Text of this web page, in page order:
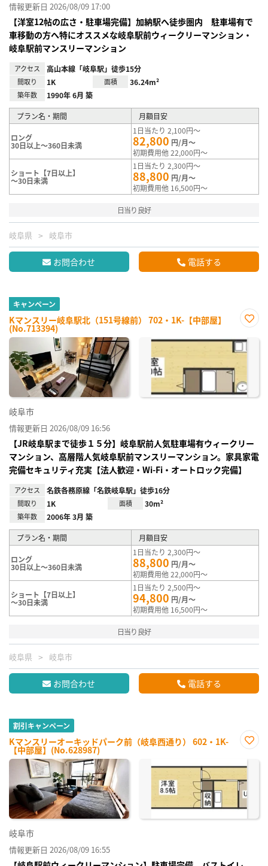
情報更新日 2026/08/09 17:00
【洋室12帖の広さ・駐車場完備】加納駅へ徒歩圏内 駐車場有で
車移動の方へ特にオススメな岐阜駅前ウィークリーマンション・
岐阜駅前マンスリーマンション
アクセス 高山本線「岐阜駅」徒歩15分
間取り 1K 面積 36.24m²
築年数 1990年 6月 築
プラン名・期間 月額目安
ロング
30日以上～360日未満
1日当たり 2,100円～
82,800 円/月～
初期費用他 22,000円～
ショート【7日以上】
～30日未満
1日当たり 2,300円～
88,800 円/月～
初期費用他 16,500円～
日当り良好
岐阜県 岐阜市
お問合わせ 電話する
キャンペーン
Kマンスリー岐阜駅北（151号線前） 702・1K-【中部屋】
(No.713394)
に入
り登
岐阜市
情報更新日 2026/08/09 16:56
【JR岐阜駅まで徒歩１５分】岐阜駅前人気駐車場有ウィークリー
マンション、高層階人気岐阜駅前マンスリーマンション。家具家電
完備セキュリティ充実【法人歓迎・Wi-Fi・オートロック完備】
アクセス 名鉄各務原線「名鉄岐阜駅」徒歩16分
間取り 1K 面積 30m²
築年数 2006年 3月 築
プラン名・期間 月額目安
ロング
30日以上～360日未満
1日当たり 2,300円～
88,800 円/月～
初期費用他 22,000円～
ショート【7日以上】
～30日未満
1日当たり 2,500円～
94,800 円/月～
初期費用他 16,500円～
日当り良好
岐阜県 岐阜市
お問合わせ 電話する
割引キャンペーン
Kマンスリーオーキッドパーク前（岐阜西通り） 602・1K-
【中部屋】(No.628987)
に入
り登
録
岐阜市
情報更新日 2026/08/09 16:55